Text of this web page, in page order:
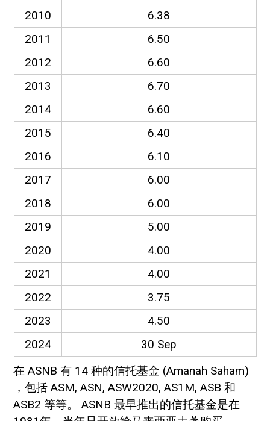
2010
6.38
2011
6.50
2012
6.60
2013
6.70
2014
6.60
2015
6.40
2016
6.10
2017
6.00
2018
6.00
2019
5.00
2020
4.00
2021
4.00
2022
3.75
2023
4.50
2024
30 Sep
在 ASNB 有 14 种的信托基金 (Amanah Saham)
，包括 ASM, ASN, ASW2020, AS1M, ASB 和
ASB2 等等。 ASNB 最早推出的信托基金是在